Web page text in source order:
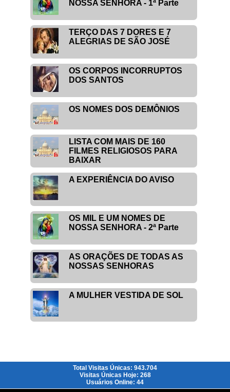
NOSSA SENHORA - 1ª Parte
TERÇO DAS 7 DORES E 7
ALEGRIAS DE SÃO JOSÉ
OS CORPOS INCORRUPTOS
DOS SANTOS
OS NOMES DOS DEMÔNIOS
LISTA COM MAIS DE 160
FILMES RELIGIOSOS PARA
BAIXAR
A EXPERIÊNCIA DO AVISO
OS MIL E UM NOMES DE
NOSSA SENHORA - 2ª Parte
AS ORAÇÕES DE TODAS AS
NOSSAS SENHORAS
A MULHER VESTIDA DE SOL
Total Visitas Únicas: 943.704
Visitas Únicas Hoje: 268
Usuários Online: 44